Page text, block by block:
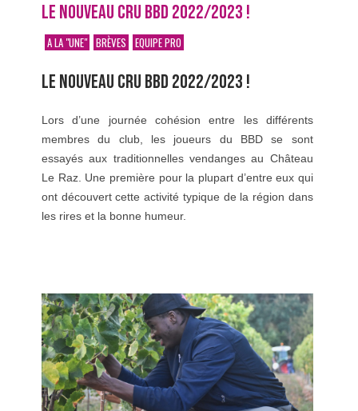
LE NOUVEAU CRU BBD 2022/2023 !
A LA "UNE" BRÈVES EQUIPE PRO
LE NOUVEAU CRU BBD 2022/2023 !
Lors d’une journée cohésion entre les différents
membres du club, les joueurs du BBD se sont
essayés aux traditionnelles vendanges au Château
Le Raz. Une première pour la plupart d’entre eux qui
ont découvert cette activité typique de la région dans
les rires et la bonne humeur.